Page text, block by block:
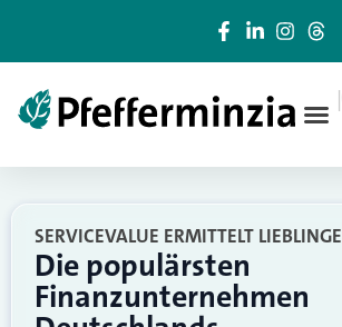
|
SERVICEVALUE ERMITTELT LIEBLINGE
Die populärsten
Finanzunternehmen